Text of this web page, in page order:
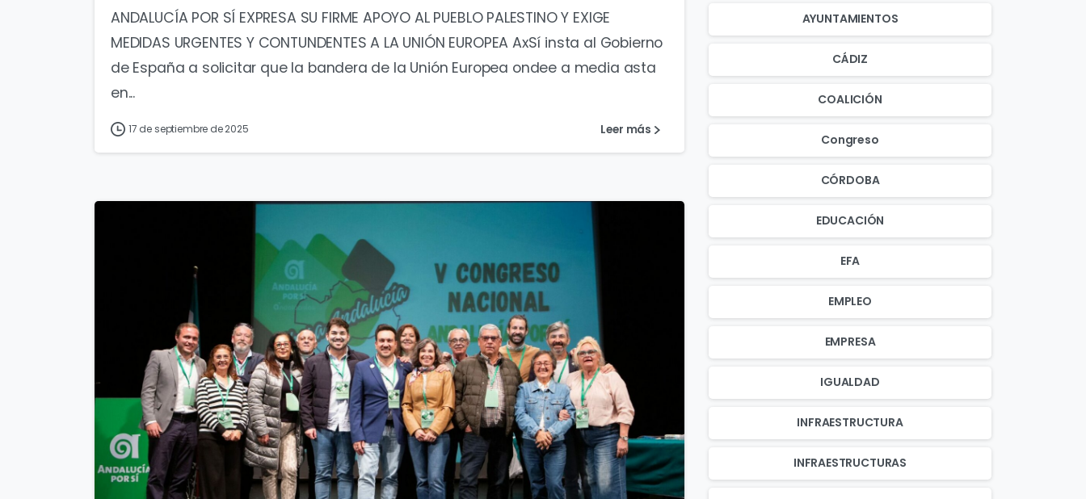
ANDALUCÍA POR SÍ EXPRESA SU FIRME APOYO AL PUEBLO PALESTINO Y EXIGE
MEDIDAS URGENTES Y CONTUNDENTES A LA UNIÓN EUROPEA AxSí insta al Gobierno
de España a solicitar que la bandera de la Unión Europea ondee a media asta
en...
17 de septiembre de 2025 Leer más
AYUNTAMIENTOS
CÁDIZ
COALICIÓN
Congreso
CÓRDOBA
EDUCACIÓN
EFA
EMPLEO
EMPRESA
IGUALDAD
INFRAESTRUCTURA
INFRAESTRUCTURAS